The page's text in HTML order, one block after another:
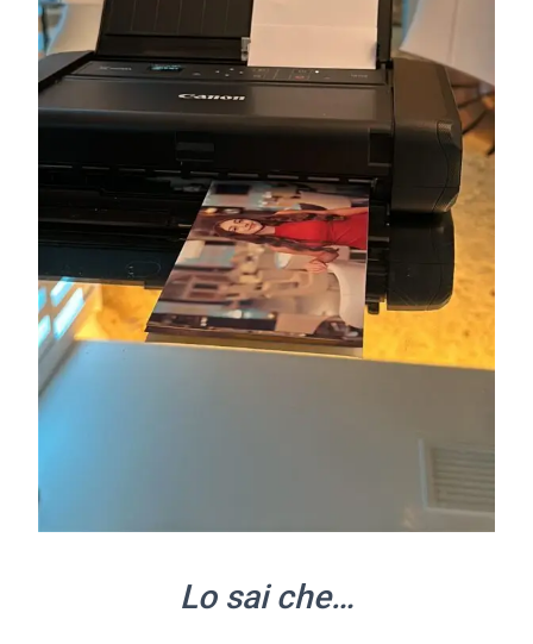
Lo sai che…